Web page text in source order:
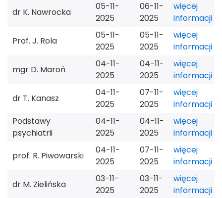
dr K. Nawrocka
05-11-
2025
06-11-
2025
więcej
informacji
Prof. J. Rola
05-11-
2025
05-11-
2025
więcej
informacji
mgr D. Maroń
04-11-
2025
04-11-
2025
więcej
informacji
dr T. Kanasz
04-11-
2025
07-11-
2025
więcej
informacji
Podstawy
psychiatrii
04-11-
2025
04-11-
2025
więcej
informacji
prof. R. Piwowarski
04-11-
2025
07-11-
2025
więcej
informacji
dr M. Zielińska
03-11-
2025
03-11-
2025
więcej
informacji